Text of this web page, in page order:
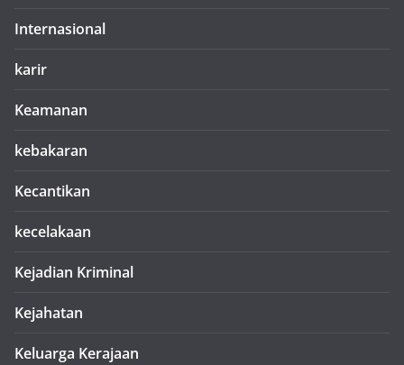
Internasional
karir
Keamanan
kebakaran
Kecantikan
kecelakaan
Kejadian Kriminal
Kejahatan
Keluarga Kerajaan